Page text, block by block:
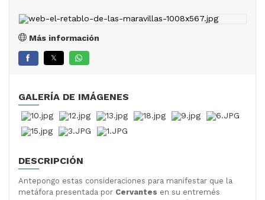
Más información
𝕏
DESCRIPCIÓN
Antepongo estas consideraciones para manifestar que la
metáfora presentada por Cervantes en su entremés
GALERÍA DE IMÁGENES